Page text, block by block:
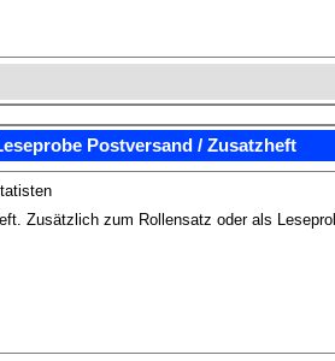
Postversand / Zusatzheft
Zusätzlich zum Rollensatz oder als